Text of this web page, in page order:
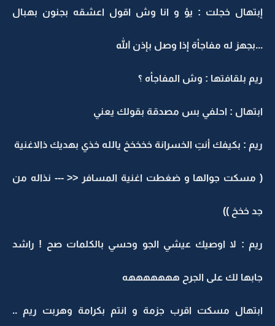
إبتهال خجلت : يؤ و انا وش اقول اعشقه بجنون بهبال
...بجهز له مفاجأة إذا وصل بإذن الله
ريم بلقافتها : وش المفاجأه ؟
ابتهال : احلفي بس مصدقة بقولك يعني
ريم : بكيفك أنتِ الخسرانة خخخخخ يالله خذي بهديك ذالاغنية
( مسكت جوالها و ضغطت اغنية المسافر << --- نذاله من
جد خخخ ))
ريم : لا اوصيك عيشي الجو وحسي بالكلمات صح ! راشد
جابها لك على الجرح هههههههه
ابتهال مسكت اقرب جزمة و انتم بكرامة وهربت ريم ..